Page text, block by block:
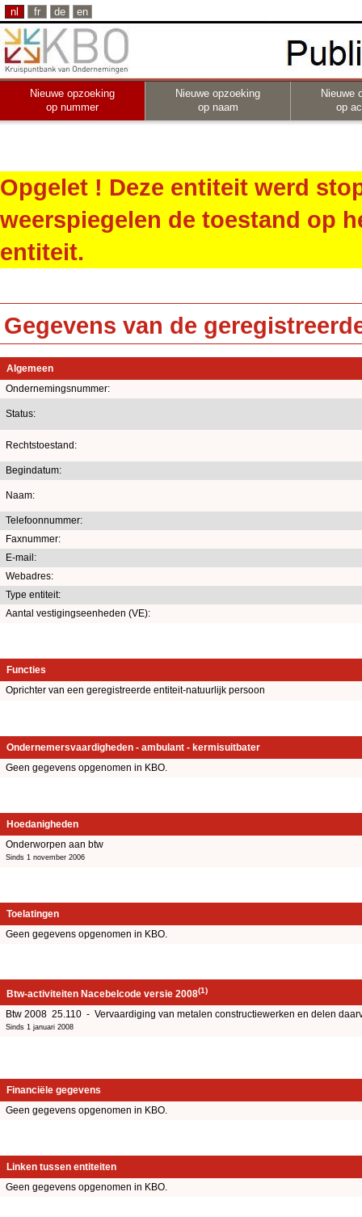
nl fr de en
Nieuwe opzoeking
op nummer
Nieuwe opzoeking
op naam
Nieuwe
op
Opgelet ! Deze entiteit werd
weerspiegelen de toestand op
entiteit.
Gegevens van de
Algemeen
Ondernemingsnummer:
Status:
Rechtstoestand:
Begindatum:
Naam:
Telefoonnummer:
Faxnummer:
E-mail:
Webadres:
Type entiteit:
Aantal vestigingseenheden (VE):
Functies
Oprichter van een geregistreerde entiteit-natuurlijk persoon
Ondernemersvaardigheden - ambulant - kermisuitbater
Geen gegevens opgenomen in KBO.
Hoedanigheden
Onderworpen aan btw
Sinds 1 november 2006
Toelatingen
Geen gegevens opgenomen in KBO.
Btw-activiteiten Nacebelcode versie 2008(1)
Btw 2008 25.110 - Vervaardiging van metalen constructiewerken en delen
Sinds 1 januari 2008
Financiële gegevens
Geen gegevens opgenomen in KBO.
Linken tussen entiteiten
Geen gegevens opgenomen in KBO.